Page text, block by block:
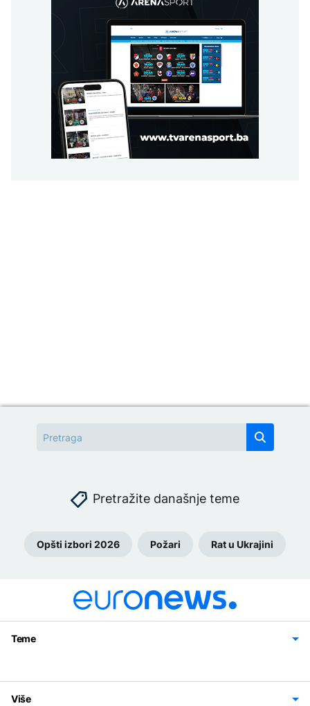
Pretražite današnje teme
Opšti izbori 2026 Požari Rat u Ukrajini
Teme
Svijet
Sport
Magazin
Više